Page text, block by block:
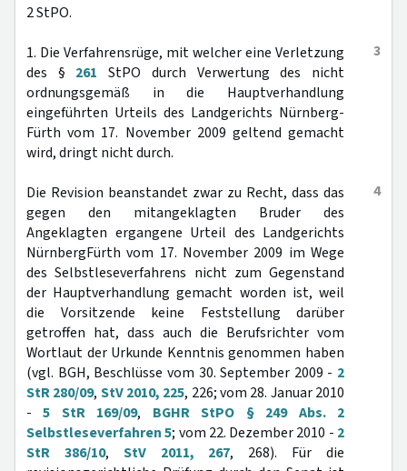
2 StPO.
3
1. Die Verfahrensrüge, mit welcher eine Verletzung
des § 261 StPO durch Verwertung des nicht
ordnungsgemäß in die Hauptverhandlung
eingeführten Urteils des Landgerichts Nürnberg-
Fürth vom 17. November 2009 geltend gemacht
wird, dringt nicht durch.
4
Die Revision beanstandet zwar zu Recht, dass das
gegen den mitangeklagten Bruder des
Angeklagten ergangene Urteil des Landgerichts
NürnbergFürth vom 17. November 2009 im Wege
des Selbstleseverfahrens nicht zum Gegenstand
der Hauptverhandlung gemacht worden ist, weil
die Vorsitzende keine Feststellung darüber
getroffen hat, dass auch die Berufsrichter vom
Wortlaut der Urkunde Kenntnis genommen haben
(vgl. BGH, Beschlüsse vom 30. September 2009 - 2
StR 280/09, StV 2010, 225, 226; vom 28. Januar 2010
-5 StR 169/09, BGHR StPO § 249 Abs. 2
Selbstleseverfahren 5; vom 22. Dezember 2010 - 2
StR 386/10, StV 2011, 267, 268). Für die